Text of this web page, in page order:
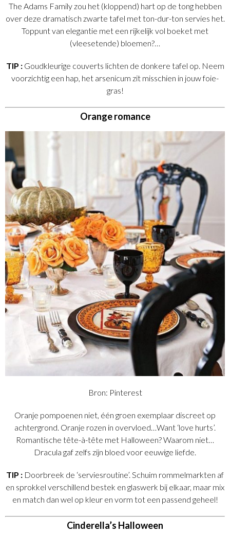
The Adams Family zou het (kloppend) hart op de tong hebben
over deze dramatisch zwarte tafel met ton-dur-ton servies het.
Toppunt van elegantie met een rijkelijk vol boeket met
(vleesetende) bloemen?…
TIP :Goudkleurige couverts lichten de donkere tafel op. Neem
voorzichtig een hap, het arsenicum zit misschien in jouw foie-
gras!
Orange romance
Bron: Pinterest
Oranje pompoenen niet, één groen exemplaar discreet op
achtergrond. Oranje rozen in overvloed…Want ‘love hurts’.
Romantische tête-à-tête met Halloween? Waarom niet…
Dracula gaf zelfs zijn bloed voor eeuwige liefde.
TIP : Doorbreek de ‘serviesroutine’. Schuim rommelmarkten af
en sprokkel verschillend bestek en glaswerk bij elkaar, maar mix
en match dan wel op kleur en vorm tot een passend geheel!
Cinderella’s Halloween